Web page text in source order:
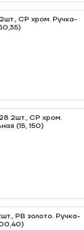
CP хром. Ручка-
2шт., CP хром.
(15, 150)
PB золото. Ручка-